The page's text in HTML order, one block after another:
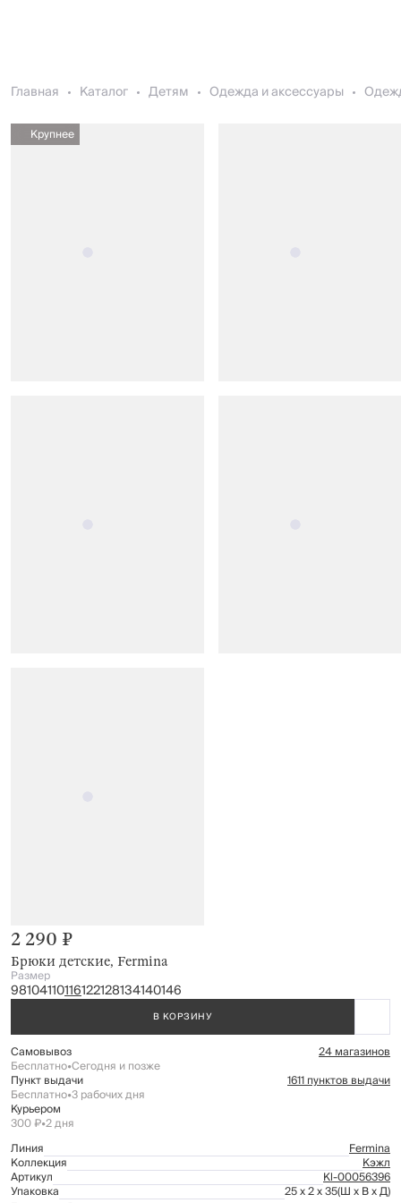
Главная Каталог Детям Одежда и аксессуары
Крупнее
Брюки детские, Fermina
2 290 ₽
Размер
98104110116122128134140146
В КОРЗИНУ
Самовывоз 24 магазинов
Бесплатно•Сегодня и позже
Пункт выдачи 1611 пунктов выдачи
Бесплатно•3 рабочих дня
Курьером
300 ₽•2 дня
Линия
Fermina
Коллекция Кэжл
Артикул Kl-00056396
Упаковка 25 x 2 x 35(Ш x В x Д)